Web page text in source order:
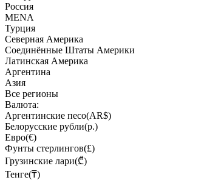
Россия
MENA
Турция
Северная Америка
Соединённые Штаты Америки
Латинская Америка
Аргентина
Азия
Все регионы
Валюта:
Аргентинские песо(AR$)
Белорусские рубли(р.)
Евро(€)
Фунты стерлингов(£)
Грузинские лари(₾)
Тенге(₸)